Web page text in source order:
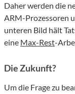
Daher werden die
ARM-Prozessoren
unteren Bild hält
eine Max-Rest-
Die Zukunft?
Um die Frage zu